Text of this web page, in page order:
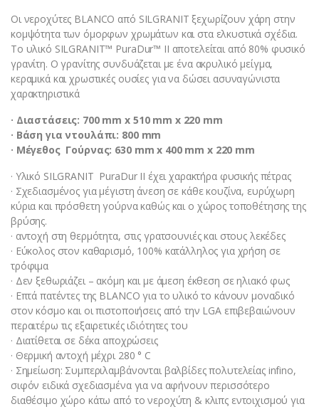
Οι νεροχύτες BLANCO από SILGRANIT ξεχωρίζουν χάρη στην
κομψότητα των όμορφων χρωμάτων και στα ελκυστικά σχέδια.
Το υλικό SILGRANIT™ PuraDur™ II αποτελείται από 80% φυσικό
γρανίτη. Ο γρανίτης συνδυάζεται με ένα ακρυλικό μείγμα,
κεραμικά και χρωστικές ουσίες για να δώσει ασυναγώνιστα
χαρακτηριστικά
· Διαστάσεις: 700 mm x 510 mm x 220 mm
· Βάση για ντουλάπι: 800 mm
· Μέγεθος Γούρνας: 630 mm x 400 mm x 220 mm
· Υλικό SILGRANIT PuraDur II έχει χαρακτήρα φυσικής πέτρας
· Σχεδιασμένος για μέγιστη άνεση σε κάθε κουζίνα, ευρύχωρη
κύρια και πρόσθετη γούρνα καθώς και ο χώρος τοποθέτησης της
βρύσης.
· αντοχή στη θερμότητα, στις γρατσουνιές και στους λεκέδες
· Εύκολος στον καθαρισμό, 100% κατάλληλος για χρήση σε
τρόφιμα
· Δεν ξεθωριάζει – ακόμη και με άμεση έκθεση σε ηλιακό φως
· Επτά πατέντες της BLANCO για το υλικό το κάνουν μοναδικό
στον κόσμο και οι πιστοποιήσεις από την LGA επιβεβαιώνουν
περαιτέρω τις εξαιρετικές ιδιότητες του
· Διατίθεται σε δέκα αποχρώσεις
· Θερμική αντοχή μέχρι 280 ° C
· Σημείωση: Συμπεριλαμβάνονται βαλβίδες πολυτελείας infino,
σιφόν ειδικά σχεδιασμένα για να αφήνουν περισσότερο
διαθέσιμο χώρο κάτω από το νεροχύτη & κλιπς εντοιχισμού για